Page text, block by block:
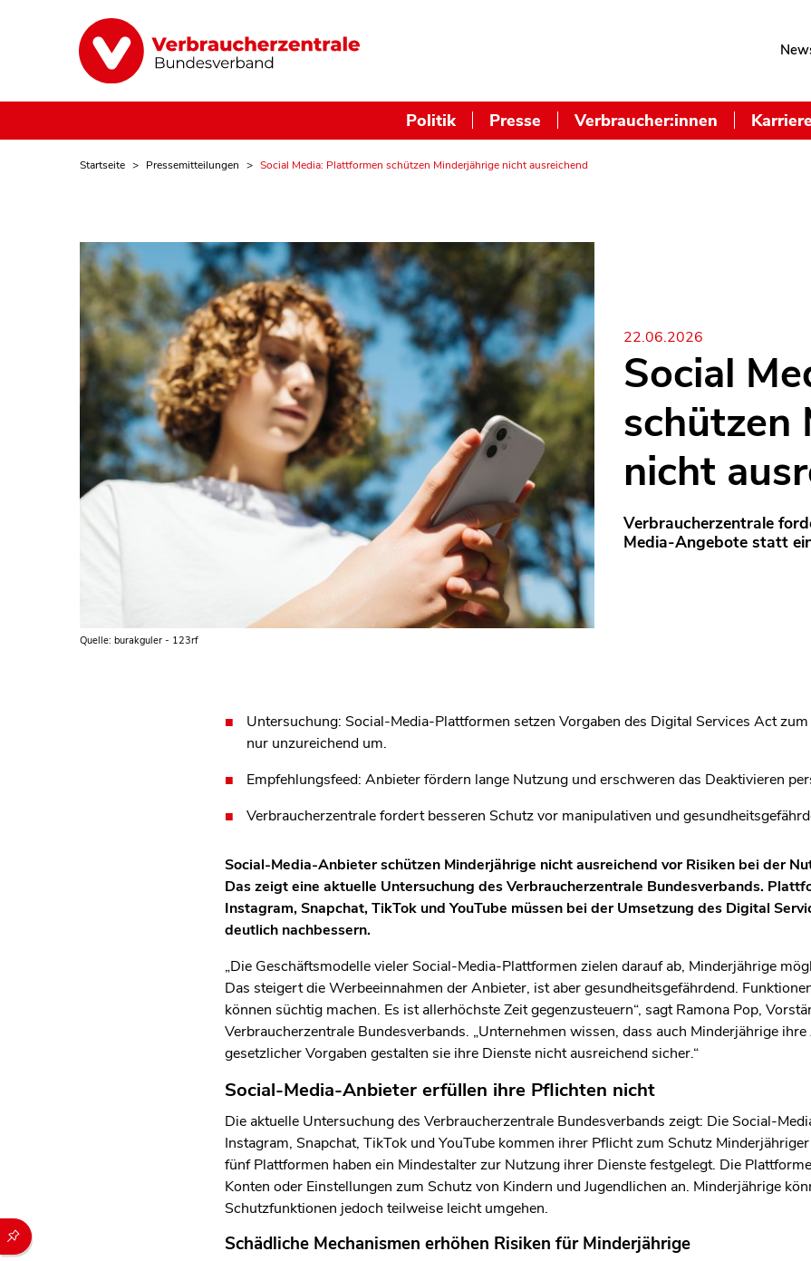
Politik Presse Verbraucher:innen Karriere
Durch die folgenden Buttons können Sie direkt auf einen speziellen Bereich des Inhaltes springen
Startseite Pressemitteilungen Social Media: Plattformen schützen Minderjährige nicht ausreichend
Quelle: burakguler - 123rf
22.06.2026
Social
schützen
nicht
Verbraucherzentrale
Media-Angebote statt
Untersuchung: Social-Media-Plattformen setzen Vorgaben des Digital Services Act
nur unzureichend um.
Empfehlungsfeed: Anbieter fördern lange Nutzung und erschweren das Deaktivieren
Verbraucherzentrale fordert besseren Schutz vor manipulativen und
Social-Media-Anbieter schützen Minderjährige nicht ausreichend vor Risiken bei der
Das zeigt eine aktuelle Untersuchung des Verbraucherzentrale Bundesverbands.
Instagram, Snapchat, TikTok und YouTube müssen bei der Umsetzung des Digital
deutlich nachbessern.
„Die Geschäftsmodelle vieler Social-Media-Plattformen zielen darauf ab, Minderjährige
Das steigert die Werbeeinnahmen der Anbieter, ist aber gesundheitsgefährdend.
können süchtig machen. Es ist allerhöchste Zeit gegenzusteuern“, sagt Ramona Pop,
Verbraucherzentrale Bundesverbands. „Unternehmen wissen, dass auch Minderjährige
gesetzlicher Vorgaben gestalten sie ihre Dienste nicht ausreichend sicher.“
Social-Media-Anbieter erfüllen ihre Pflichten nicht
Die aktuelle Untersuchung des Verbraucherzentrale Bundesverbands zeigt: Die Social-
Instagram, Snapchat, TikTok und YouTube kommen ihrer Pflicht zum Schutz
fünf Plattformen haben ein Mindestalter zur Nutzung ihrer Dienste festgelegt. Die
Konten oder Einstellungen zum Schutz von Kindern und Jugendlichen an. Minderjährige
Schutzfunktionen jedoch teilweise leicht umgehen.
Schädliche Mechanismen erhöhen Risiken für Minderjährige